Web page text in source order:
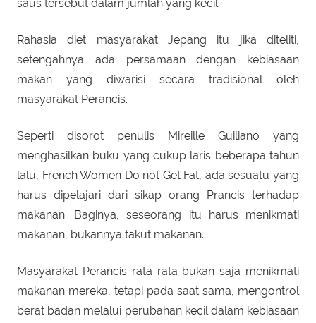
saus tersebut dalam jumlah yang kecil.
Rahasia diet masyarakat Jepang itu jika diteliti,
setengahnya ada persamaan dengan kebiasaan
makan yang diwarisi secara tradisional oleh
masyarakat Perancis.
Seperti disorot penulis Mireille Guiliano yang
menghasilkan buku yang cukup laris beberapa tahun
lalu, French Women Do not Get Fat, ada sesuatu yang
harus dipelajari dari sikap orang Prancis terhadap
makanan. Baginya, seseorang itu harus menikmati
makanan, bukannya takut makanan.
Masyarakat Perancis rata-rata bukan saja menikmati
makanan mereka, tetapi pada saat sama, mengontrol
berat badan melalui perubahan kecil dalam kebiasaan